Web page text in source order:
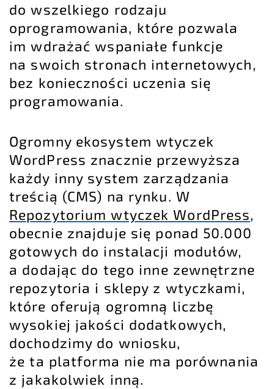
do wszelkiego rodzaju
oprogramowania, które pozwala
im wdrażać wspaniałe funkcje
na swoich stronach internetowych,
bez konieczności uczenia się
programowania.
Ogromny ekosystem wtyczek
WordPress znacznie przewyższa
każdy inny system zarządzania
treścią (CMS) na rynku. W
Repozytorium wtyczek WordPress,
obecnie znajduje się ponad 50.000
gotowych do instalacji modułów,
a dodając do tego inne zewnętrzne
repozytoria i sklepy z wtyczkami,
które oferują ogromną liczbę
wysokiej jakości dodatkowych,
dochodzimy do wniosku,
że ta platforma nie ma porównania
z jakakolwiek inną.